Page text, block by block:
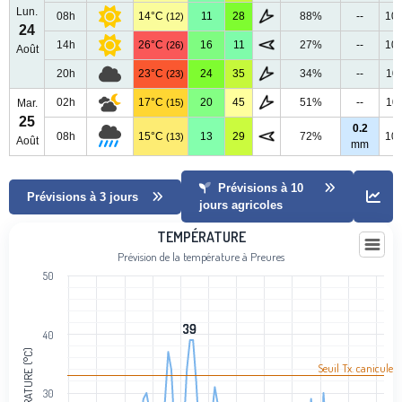
Lun.
24
Août
08h 14°C (12) 11 28 88% --
14h 26°C (26) 16 11 27% --
20h 23°C (23) 24 35 34% --
Mar.
25
Août
02h 17°C (15) 20 45 51% --
08h 15°C (13) 13 29 72%
0.2
mm
Prévisions à 3 jours
Prévisions à 10
jours agricoles
Line chart with 102 data points.
Prévision de la température à Preures
The chart has 1 X axis displaying categories.
The chart has 1 Y axis displaying Température (°C). Data ranges
TEMPÉRATURE
Prévision de la température à Preures
39
39
30
40
50
Seuil Tx. canicule